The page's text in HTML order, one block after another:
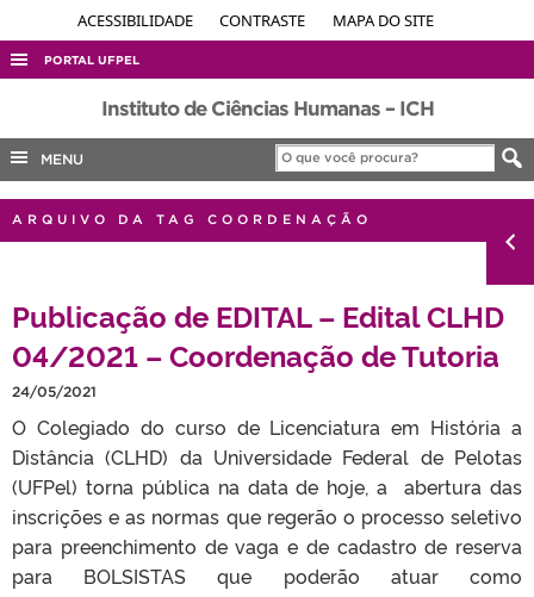
ACESSIBILIDADE CONTRASTE MAPA DO SITE
PORTAL UFPEL
ACESSO À INFORMAÇÃO
AUDITORIA
COBALTO
CONCURSOS
PORTARIAS
TELEFONES
Instituto de Ciências Humanas – ICH
MENU
ARQUIVO DA TAG COORDENAÇÃO
Publicação de EDITAL – Edital CLHD
04/2021 – Coordenação de Tutoria
24/05/2021
O Colegiado do curso de Licenciatura em História a
Distância (CLHD) da Universidade Federal de Pelotas
(UFPel) torna pública na data de hoje, a abertura das
inscrições e as normas que regerão o processo seletivo
para preenchimento de vaga e de cadastro de reserva
para BOLSISTAS que poderão atuar como